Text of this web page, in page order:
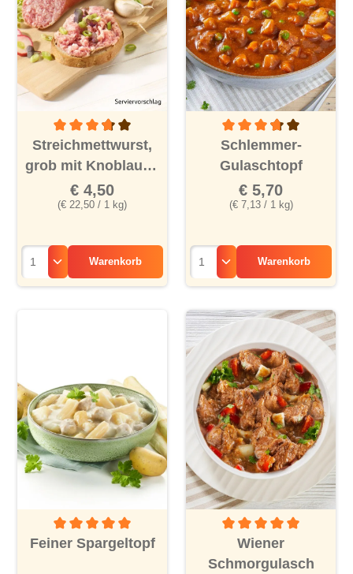
Durchschnittliche Bewertung von 3.6 von 5 Sternen
Streichmettwurst,
grob mit Knoblauch
❄
(€ 22,50 / 1 kg)
€ 4,50
Warenkorb
Durchschnittliche
Schlemmer-
Gulaschtopf
(€ 7,13 / 1 kg)
€ 5,70
Warenkorb
Durchschnittliche Bewertung von 5 von 5 Sternen
Feiner Spargeltopf Durchschnittliche
Wiener
Schmorgulasch